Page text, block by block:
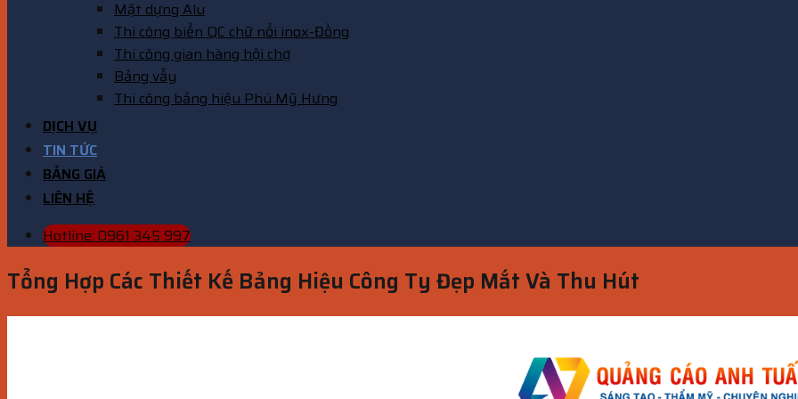
Mặt dựng Alu
Thi công biển QC chữ nổi inox-Đồng
Thi công gian hàng hội chợ
Bảng vẫy
Thi công bảng hiệu Phú Mỹ Hưng
DỊCH VỤ
TIN TỨC
BẢNG GIÁ
LIÊN HỆ
Hotline: 0961 345 997
Tổng Hợp Các Thiết Kế Bảng Hiệu Công Ty Đẹp Mắt Và Thu Hút